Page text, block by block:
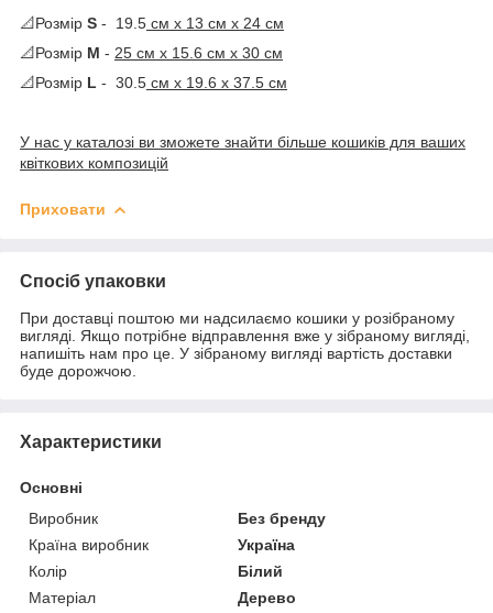
📐Розмір S - 19.5 cм х 13 см х 24 см
📐Розмір М - 25 см х 15.6 см х 30 см
📐Розмір L - 30.5 см х 19.6 х 37.5 см
У нас у каталозі ви зможете знайти більше кошиків для ваших
квіткових композицій
Приховати
Спосіб упаковки
При доставці поштою ми надсилаємо кошики у розібраному
вигляді. Якщо потрібне відправлення вже у зібраному вигляді,
напишіть нам про це. У зібраному вигляді вартість доставки
буде дорожчою.
Характеристики
Основні
Виробник
Без бренду
Країна виробник
Україна
Колір
Білий
Матеріал
Дерево